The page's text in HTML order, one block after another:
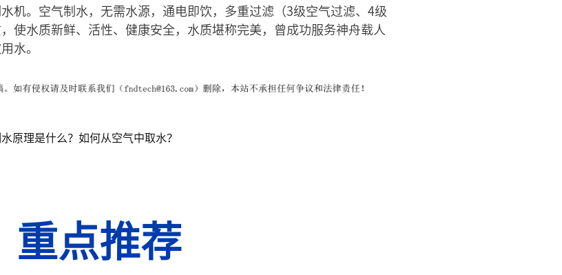
机。空气制水，无需水源，通电即饮，多重过滤（3级空气过滤、4级
使水质新鲜、活性、健康安全，水质堪称完美，曾成功服务神舟载人
水。
原理是什么？如何从空气中取水？
重点推荐